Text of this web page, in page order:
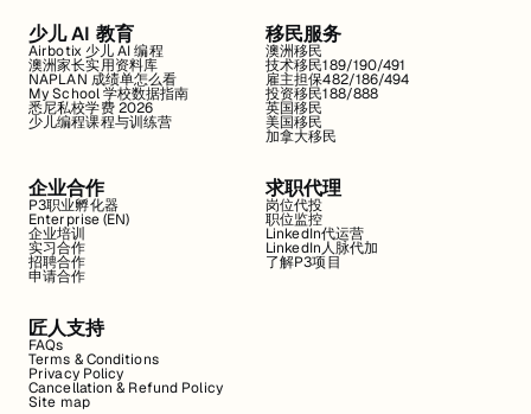
少儿 AI 教育
Airbotix 少儿 AI 编程
澳洲家长实用资料库
NAPLAN 成绩单怎么看
My School 学校数据指南
悉尼私校学费 2026
少儿编程课程与训练营
移民服务
澳洲移民
技术移民189/190/491
雇主担保482/186/494
投资移民188/888
英国移民
美国移民
加拿大移民
企业合作
P3职业孵化器
Enterprise (EN)
企业培训
实习合作
招聘合作
申请合作
求职代理
岗位代投
职位监控
LinkedIn代运营
LinkedIn人脉代加
了解P3项目
匠人支持
FAQs
Terms & Conditions
Privacy Policy
Cancellation & Refund Policy
Site map